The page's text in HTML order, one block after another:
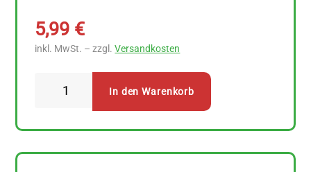
5,99 €
inkl. MwSt. – zzgl.Versandkosten
In den Warenkorb